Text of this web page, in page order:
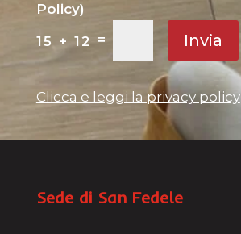
Policy)
15 + 12 = Invia
Clicca e leggi la privacy policy
Sede di San Fedele